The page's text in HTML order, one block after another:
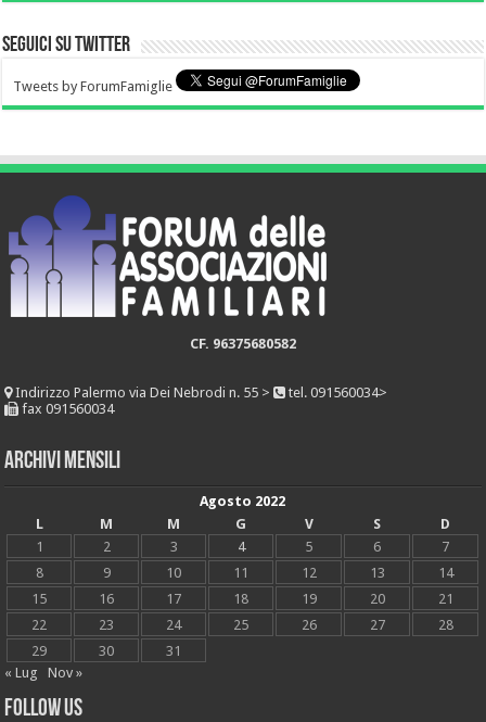
Seguici su Twitter
Tweets by ForumFamiglie
CF. 96375680582
IndirizzoPalermo via Dei Nebrodi n. 55 >
tel. 091560034>
fax 091560034
Archivi mensili
Agosto 2022
L
M M G V S
D
1
2 3 4 5 6
7
8
9 10 11 12 13
14
15
16 17 18 19 20
21
22
23 24 25 26 27
28
29
30
31
« Lug
Nov »
Follow Us